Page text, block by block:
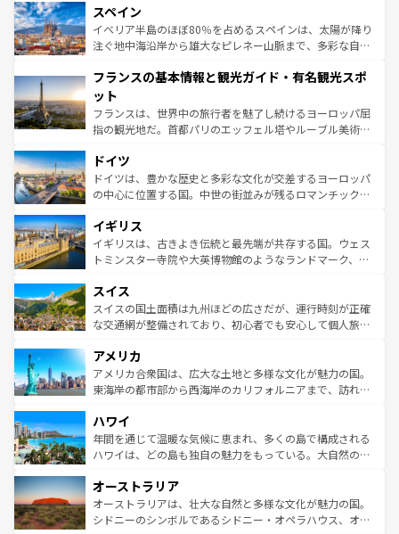
ろん、トスカーナの美しい田園風景やアマルフィ海岸の絶
景など、自然景観も見逃せない。観光の合間には、本場の
ピザやパスタなど、絶品のイタリア料理を堪能することも
ませてくれるイタリアで、忘れられない旅をしてみよう！
なお、新着のイタリア情報は
しい。
スペイン
イベリア半島のほぼ80％を占めるスペインは、太陽が降り
注ぐ地中海沿岸から雄大なピレネー山脈まで、多彩な自然
文化が根付くこの国では、情熱的なフラメンコ、熱気あふ
れる闘牛、そして美味しいタパスが生活の一部となってい
る。首都マドリードの洗練された雰囲気や、バルセロナの
アートに溢れた街角から、地方では古代ローマ遺跡や中世
せる。地方によって風土や気候が異なるスペインはその個
性で訪れる人を魅了する。 なお、新着のスペイン情報は コ
ンテンツ一覧を参照してほしい。
フランスの基本情報と観光ガイド・有名観光スポ
ット
フランスは、世界中の旅行者を魅了し続けるヨーロッパ屈
指の観光地だ。首都パリのエッフェル塔やルーブル美術館
で、幅広い魅力が詰まっている。華麗な宮殿、歴史的な大
聖堂、美しいビーチ、そして豊かな自然が、訪れる者を心
から魅了する。また、フランスは美食の国としても知ら
いる。シャンパンの発祥地であるランス、プロヴァンスの
香り高いラベンダー畑など、多彩な楽しみ方が可能だ。さ
らに、パリ以外の地域にも魅力が溢れており、どの街角に
れる地方に足を運ぶとそれぞれで全く異なる文化を体験で
きるだろう。 なお、新着のフランス情報はコンテンツ一覧
を参照してほしい。
ドイツ
ドイツは、豊かな歴史と多彩な文化が交差するヨーロッパ
の中心に位置する国。中世の街並みが残るロマンチック街
顔を持つこの国は、どこを歩いても飽きることがない。ベ
ルリンの文化的活気、バイエルン州のアルプスの絶景、そ
してライン川沿いのワイン畑といった風景は必見。ビール
は、お酒好きな人にはぜひ体験してほしい。 なお、新着の
ドイツ情報はコンテンツ一覧を参照してほしい。
イギリス
イギリスは、古きよき伝統と最先端が共存する国。ウェス
トミンスター寺院や大英博物館のようなランドマーク、歴
リアごとに異なる魅力がある。また、優雅なアフタヌーン
ティー、ビール好きにはたまらない英国パブ、サッカー観
戦など、本場だからこそできる体験も豊富。イギリスを旅
ンツ一覧を参照してほしい。
スイス
スイスの国土面積は九州ほどの広さだが、運行時刻が正確
な交通網が整備されており、初心者でも安心して個人旅行
の建物がそのまま残る町や、スイスならではのユニークな
博物館もあり、アルプス観光だけでなく町歩きも満喫する
ことができる。国民の所得が高いため物価も高いが、旅行
ば市内交通費無料で観光を楽しむこともできる。 なお、新
着のスイス情報はコンテンツ一覧 を参照してほしい。
アメリカ
アメリカ合衆国は、広大な土地と多様な文化が魅力の国。
東海岸の都市部から西海岸のカリフォルニアまで、訪れる
のような巨大都市は、観光、ショッピング、エンターテイ
ンメントが詰まった刺激的なスポットだ。一方、アメリカ
西部には大自然が広がり、グランドキャニオンやイエロー
部のニューオーリンズでは、音楽と美食が融合した独特の
文化が魅力。旅行者はアメリカの各地域で異なる魅力を楽
しみながら、その多様性と豊かな歴史を感じることができ
ハワイ
年間を通じて温暖な気候に恵まれ、多くの島で構成される
ハワイは、どの島も独自の魅力をもっている。大自然の神
ワイ島は見逃せない。また、定番の観光地といえばオアフ
島だが、静かな自然を求めるならマウイ島やカウアイ島が
おすすめ。エメラルドグリーンに輝く海をはじめ、豊かな
オーストラリア
オーストラリアは、壮大な自然と多様な文化が魅力の国。
シドニーのシンボルであるシドニー・オペラハウス、オー